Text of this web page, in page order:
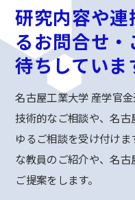
研究内容や連
るお問合せ・
待ちしていま
名古屋工業大学 産学官
技術的なご相談や、名
ゆるご相談を受け付け
な教員のご紹介や、名
ご提案をします。